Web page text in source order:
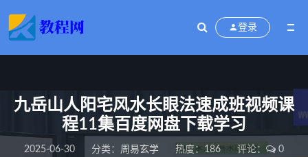
登录
九岳山人阳宅风水长眼法速成班视频课
程11集百度网盘下载学习
2025-06-30 分类： 周易玄学 热度：186 评论： 0